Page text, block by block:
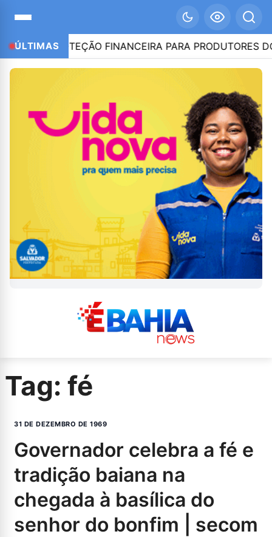
ÚLTIMAS
E PROTEÇÃO FINANCEIRA PARA PRODUTORES DO
Tag: fé
31 DE DEZEMBRO DE 1969
governador celebra a fé e
tradição baiana na
chegada à basílica do
senhor do bonfim | secom